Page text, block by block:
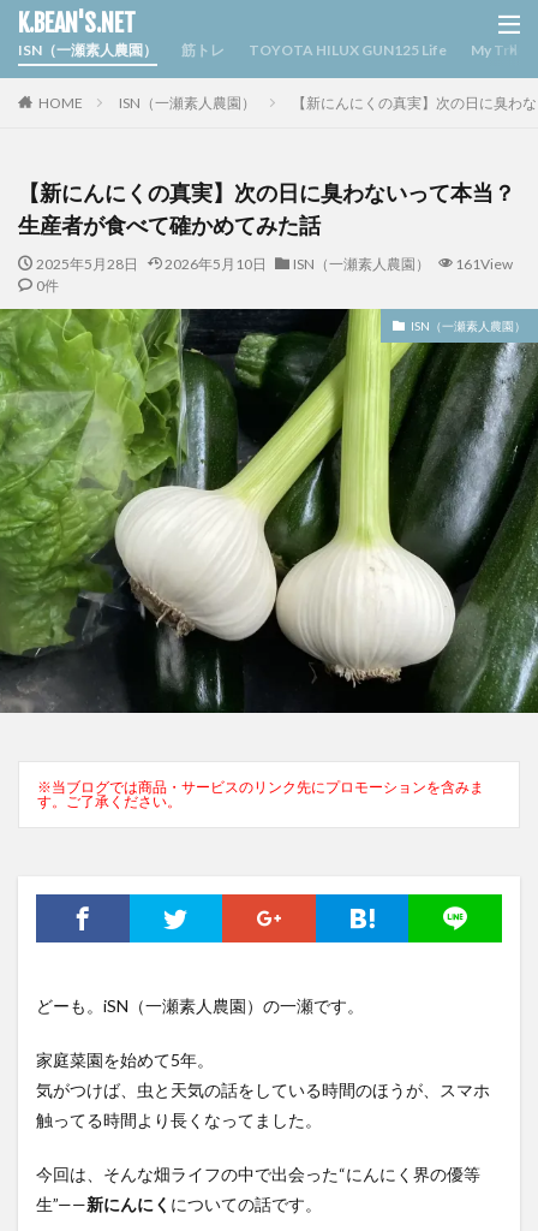
K.BEAN'S.NET
ISN（一瀬素人農園） 筋トレ TOYOTA HILUX GUN125 Life My Trivia
HOME ISN（一瀬素人農園） 【新にんにくの真実】次の日に臭わ
【新にんにくの真実】次の日に臭わないって本当？
生産者が食べて確かめてみた話
2025年5月28日 2026年5月10日 ISN（一瀬素人農園）
161View
0件
ISN（一瀬素人農園）
※当ブログでは商品・サービスのリンク先にプロモーションを含みま
す。ご了承ください。
どーも。iSN（一瀬素人農園）の一瀬です。
家庭菜園を始めて5年。
気がつけば、虫と天気の話をしている時間のほうが、スマホ
触ってる時間より長くなってました。
今回は、そんな畑ライフの中で出会った“にんにく界の優等
生”——新にんにく についての話です。